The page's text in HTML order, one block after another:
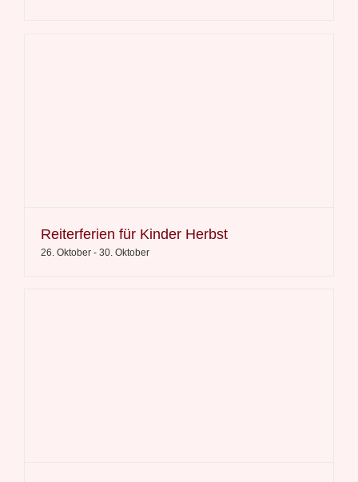
Reiterferien für Kinder Herbst
26. Oktober - 30. Oktober